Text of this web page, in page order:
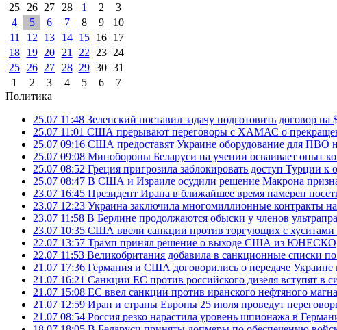
25
26 27 28 1 2
3
4
5 6 7 8 9
10
11
12 13 14 15 16
17
18
19 20 21 22 23
24
25
26 27 28 29 30 31
1
2 3 4 5 6
7
Политика
25.07 11:48 Зеленский поставил задачу подготовить договор
25.07 11:01 США прерывают переговоры с ХАМАС о
25.07 09:16 США предоставят Украине оборудование для ПВО
25.07 09:08 Минобороны Беларуси на учении осваивает опыт
25.07 08:52 Греция пригрозила заблокировать доступ Турции
25.07 08:47 В США и Израиле осудили решение Макрона
23.07 16:45 Президент Ирана в ближайшее время намерен
23.07 12:23 Украина заключила многомиллионные контракты
23.07 11:58 В Берлине продолжаются обыски у членов
23.07 10:35 США ввели санкции против торгующих с хуситами
22.07 13:57 Трамп принял решение о выходе США из ЮНЕСКО
22.07 11:53 Великобритания добавила в санкционные списки
21.07 17:36 Германия и США договорились о передаче Украине
21.07 16:21 Санкции ЕС против российского дизеля вступят в
21.07 15:08 ЕС ввел санкции против иранского нефтяного
21.07 12:59 Иран и страны Европы 25 июля проведут
21.07 08:54 Россия резко нарастила уровень шпионажа в